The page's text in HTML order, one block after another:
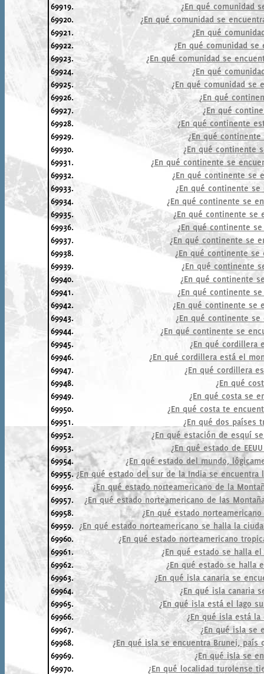
69919.
¿En qué comunidad
69920.
¿En qué comunidad se
69921.
¿En qué
69922.
¿En qué comunidad se
69923.
¿En qué comunidad se
69924.
¿En qué
69925.
¿En qué comunidad se
69926.
¿En qué
69927.
¿En qué
69928.
¿En qué continente
69929.
¿En qué
69930.
¿En qué continente
69931.
¿En qué continente se
69932.
¿En qué continente se
69933.
¿En qué continente
69934.
¿En qué continente se
69935.
¿En qué continente se
69936.
¿En qué continente
69937.
¿En qué continente se
69938.
¿En qué continente se
69939.
¿En qué continente
69940.
¿En qué continente
69941.
¿En qué continente
69942.
¿En qué continente se
69943.
¿En qué continente
69944.
¿En qué continente se
69945.
¿En qué cordillera
69946.
¿En qué cordillera está el
69947.
¿En qué cordillera
69948.
¿En qué
69949.
¿En qué costa se
69950.
¿En qué costa te
69951.
¿En qué dos países
69952.
¿En qué estación de esquí
69953.
¿En qué estado de
69954.
¿En qué estado del mundo,
69955. ¿En qué estado del sur de la India se encuentra
69956.
¿En qué estado norteamericano de la
69957.
¿En qué estado norteamericano de las
69958.
¿En qué estado
69959. ¿En qué estado norteamericano se halla la
69960.
¿En qué estado norteamericano
69961.
¿En qué estado se halla
69962.
¿En qué estado se halla
69963.
¿En qué isla canaria se
69964.
¿En qué isla canaria
69965.
¿En qué isla está el lago
69966.
¿En qué isla está la
69967.
¿En qué isla se
69968.
¿En qué isla se encuentra Brunei, país
69969.
¿En qué isla se
69970.
¿En qué localidad turolense